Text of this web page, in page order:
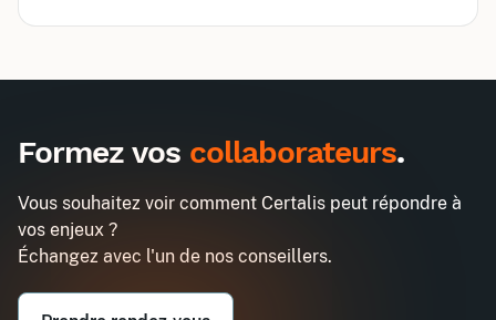
Spécial Assistant(e)s : Mieux
visio
Entreprise*
Email professionnel*
Formez vos collaborateurs.
Vous souhaitez voir comment Certalis peut répondre à
vos enjeux ?
Échangez avec l'un de nos conseillers.